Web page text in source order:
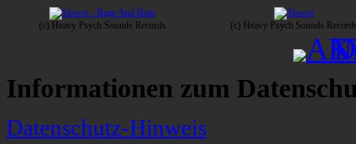
(c) Heavy Psych Sounds Records (c) Heavy Psych Sounds
Informationen zum
Datenschutz-Hinweis